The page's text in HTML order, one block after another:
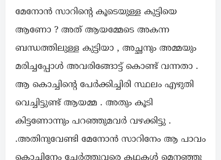
മേനോൻ സാറിന്റെ കൂടെയുള്ള കുട്ടിയെ
ആണോ ? അത് ആയമ്മേടെ അകന്ന
ബന്ധത്തിലുള്ള കുട്ടിയാ , അച്ഛനും അമ്മയും
മരിച്ചപ്പോൾ അവരിങ്ങോട്ട് കൊണ്ട് വന്നതാ .
ആ കൊച്ചിന്റെ പേർക്കിച്ചിരി സ്ഥലം എഴുതി
വെച്ചിട്ടുണ്ട് ആയമ്മ . അതും കൂടി
കിട്ടണോന്നും പറഞ്ഞുമവർ വഴക്കിട്ടു .
.അതിനുവേണ്ടി മേനോൻ സാറിനേം ആ പാവം
കൊച്ചിനേം ചേർത്തുവരെ കഥകൾ മെനഞ്ഞു